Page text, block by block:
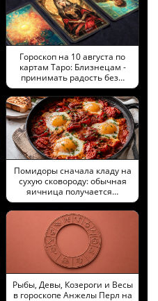
Гороскоп на 10 августа по
картам Таро: Близнецам -
принимать радость без…
Помидоры сначала кладу на
сухую сковороду: обычная
яичница получается…
Рыбы, Девы, Козероги и Весы
в гороскопе Анжелы Перл на